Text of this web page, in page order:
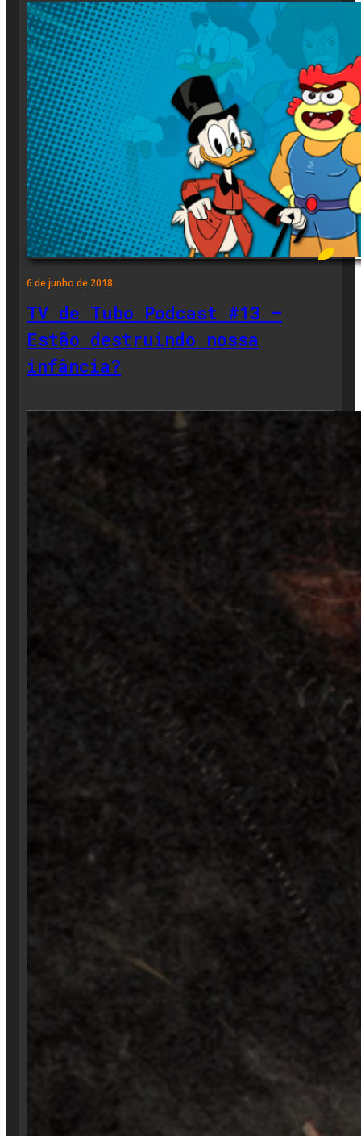
6 de junho de 2018
TV de Tubo Podcast #13 –
Estão destruindo nossa
infância?